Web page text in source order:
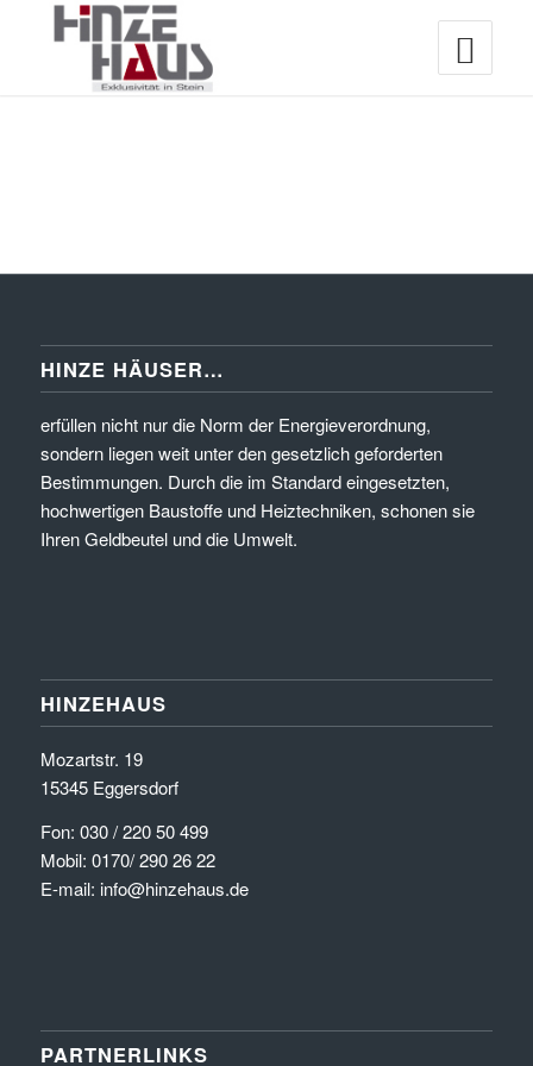
HINZE HÄUSER…
erfüllen nicht nur die Norm der Energieverordnung,
sondern liegen weit unter den gesetzlich geforderten
Bestimmungen. Durch die im Standard eingesetzten,
hochwertigen Baustoffe und Heiztechniken, schonen sie
Ihren Geldbeutel und die Umwelt.
HINZEHAUS
Mozartstr. 19
15345 Eggersdorf
Fon: 030 / 220 50 499
Mobil: 0170/ 290 26 22
E-mail: info@hinzehaus.de
PARTNERLINKS